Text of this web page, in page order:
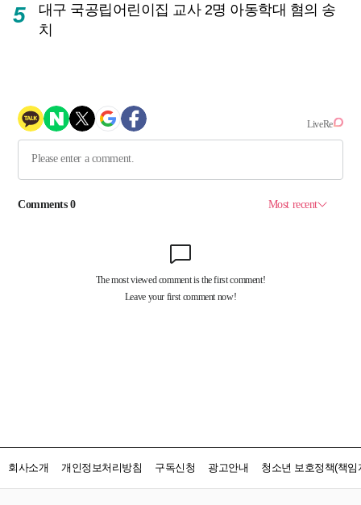
5
대구 국공립어린이집 교사 2명 아동학대 혐의 송
치
회사소개 개인정보처리방침 구독신청 광고안내 청소년 보호정책(책임